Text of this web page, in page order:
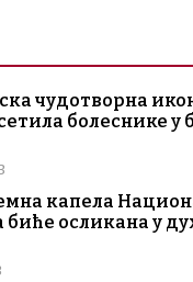
чудотворна
болеснике у
капела
биће осликана у